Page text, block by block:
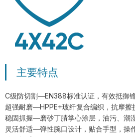
主要特点
C级防切割—EN388标准认证，有效抵御
超强耐磨—HPPE+玻纤复合编织，抗摩擦
稳固抓握—磨砂丁腈掌心涂层，油污、潮
灵活舒适—弹性腕口设计，贴合手型，操